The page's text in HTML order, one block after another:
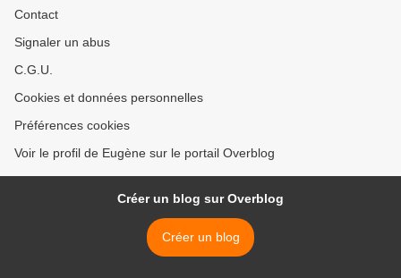
Contact
Signaler un abus
C.G.U.
Cookies et données personnelles
Préférences cookies
Voir le profil de Eugène sur le portail Overblog
Créer un blog sur Overblog
Créer un blog